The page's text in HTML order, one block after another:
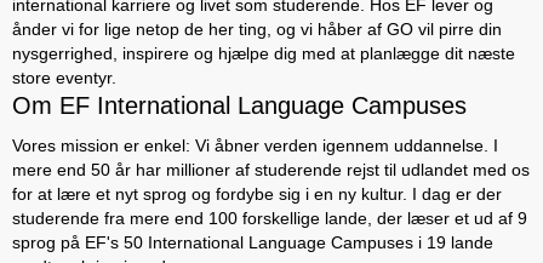
international karriere og livet som studerende. Hos EF lever og
ånder vi for lige netop de her ting, og vi håber af GO vil pirre din
nysgerrighed, inspirere og hjælpe dig med at planlægge dit næste
store eventyr.
Om EF International Language Campuses
Vores mission er enkel: Vi åbner verden igennem uddannelse. I
mere end 50 år har millioner af studerende rejst til udlandet med os
for at lære et nyt sprog og fordybe sig i en ny kultur. I dag er der
studerende fra mere end 100 forskellige lande, der læser et ud af 9
sprog på EF's 50 International Language Campuses i 19 lande